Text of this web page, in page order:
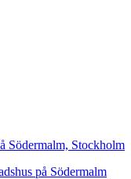
Södermalm, Stockholm
på Södermalm